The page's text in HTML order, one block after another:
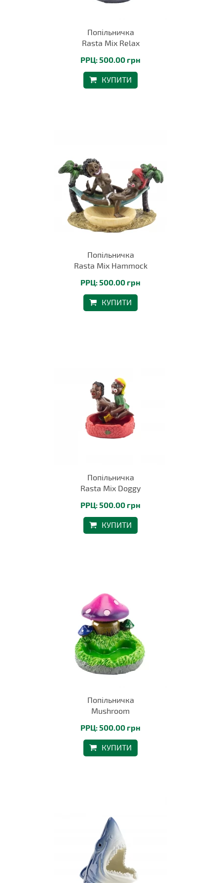
Попільничка
Rasta Mix Relax
РРЦ: 500.00 грн
КУПИТИ
Попільничка
Rasta Mix Hammock
РРЦ: 500.00 грн
КУПИТИ
Попільничка
Rasta Mix Doggy
РРЦ: 500.00 грн
КУПИТИ
Попільничка
Mushroom
РРЦ: 500.00 грн
КУПИТИ